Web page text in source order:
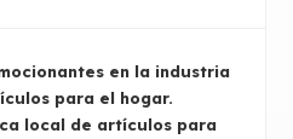
en la industria
para el hogar.
local de artículos para